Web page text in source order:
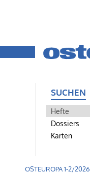
SUCHEN
Hefte
Dossiers
Karten
OSTEUROPA 1-2/2026